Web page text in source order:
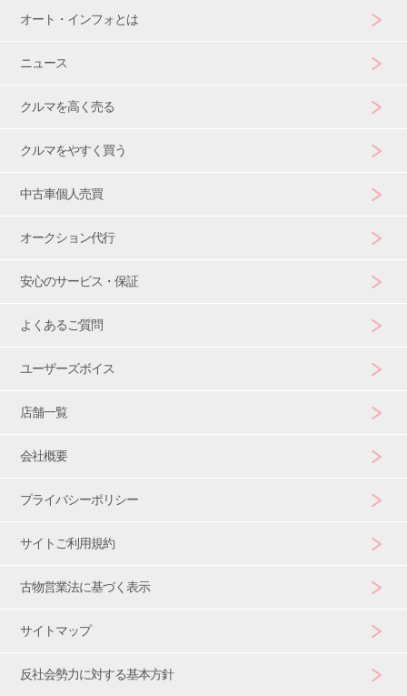
オート・インフォとは
ニュース
クルマを高く売る
クルマをやすく買う
中古車個人売買
オークション代行
安心のサービス・保証
よくあるご質問
ユーザーズボイス
店舗一覧
会社概要
プライバシーポリシー
サイトご利用規約
古物営業法に基づく表示
サイトマップ
反社会勢力に対する基本方針